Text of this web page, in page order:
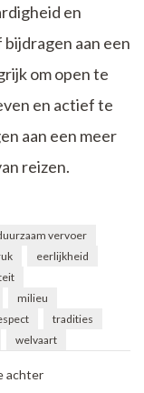
en
aan een
om open te
en actief te
aan een meer
reizen.
vervoer
eerlijkheid
milieu
tradities
welvaart
achterop